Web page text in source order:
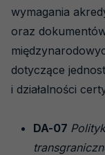
wymagania
oraz
dotyczące
i działalności
DA-07